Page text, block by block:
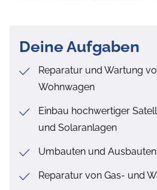
Deine Aufgaben
Reparatur und Wartung
Wohnwagen
Einbau hochwertiger
und Solaranlagen
Umbauten und
Reparatur von Gas- und